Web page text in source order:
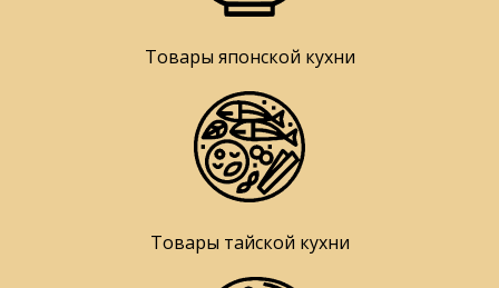
Товары японской кухни
Товары тайской кухни